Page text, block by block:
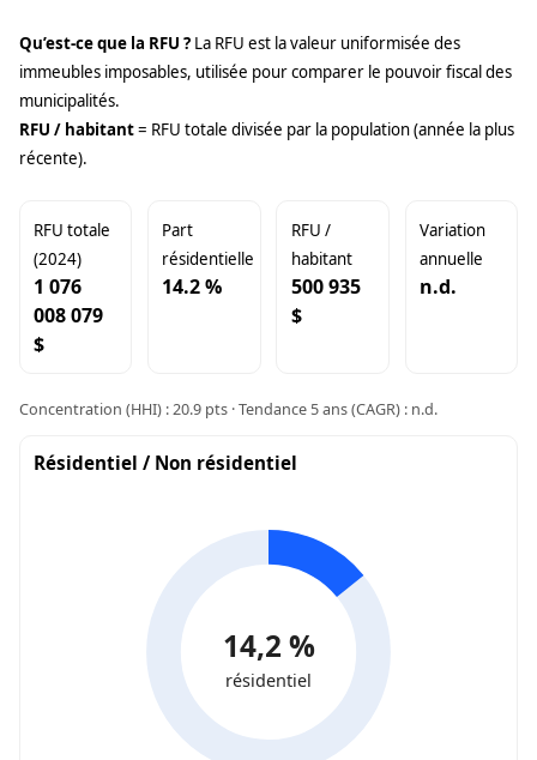
Qu’est-ce que la RFU ? La RFU est la valeur uniformisée des
immeubles imposables, utilisée pour comparer le pouvoir fiscal des
municipalités.
RFU / habitant= RFU totale divisée par la population (année la plus
récente).
RFU totale
(2024)
1 076
008 079
$
Part
résidentielle
14.2 %
RFU /
habitant
500 935
$
Variation
annuelle
n.d.
Concentration (HHI) : 20.9 pts · Tendance 5 ans (CAGR) : n.d.
Résidentiel / Non résidentiel
14,2 %
résidentiel